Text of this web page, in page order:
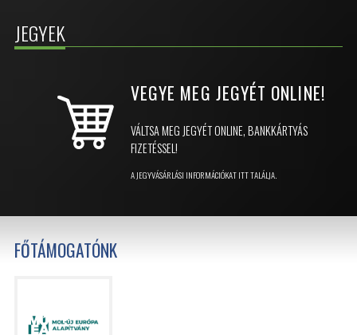
JEGYEK
VEGYE MEG JEGYÉT ONLINE!
VÁLTSA MEG JEGYÉT ONLINE, BANKKÁRTYÁS
FIZETÉSSEL!
A JEGYVÁSÁRLÁSI INFORMÁCIÓKAT ITT TALÁLJA.
FŐTÁMOGATÓNK